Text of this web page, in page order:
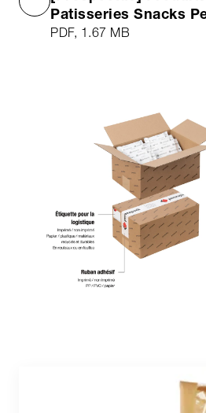
Patisseries Snacks
PDF, 1.67 MB